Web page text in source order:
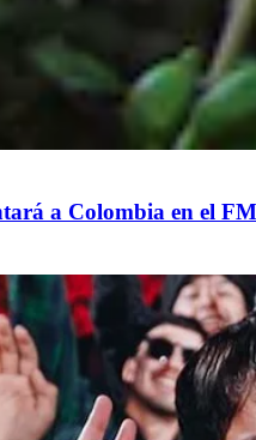
a Colombia en el